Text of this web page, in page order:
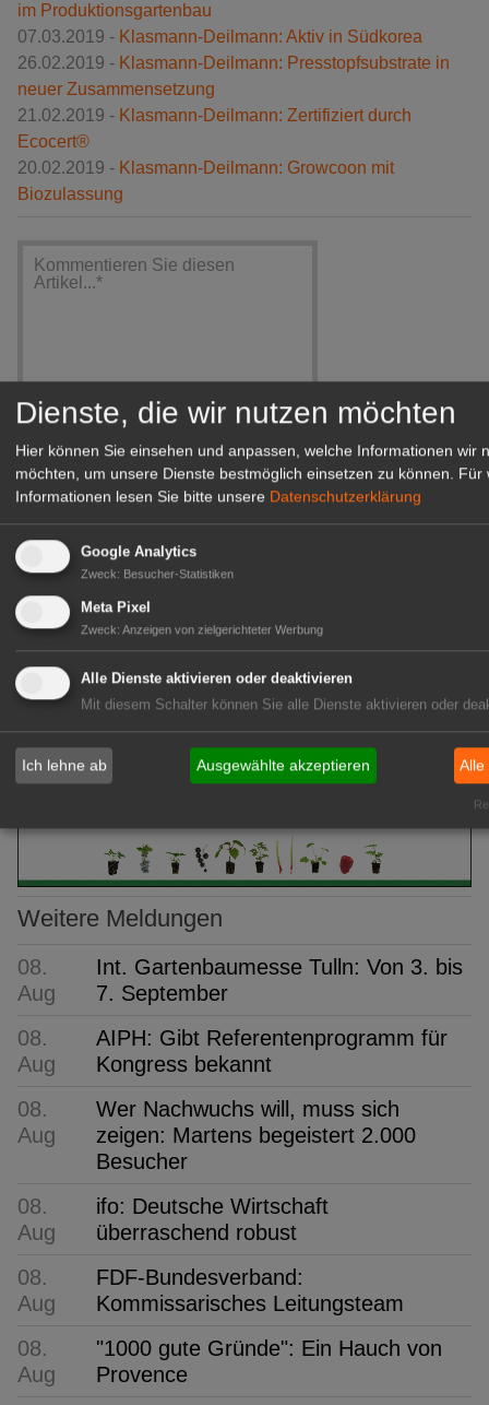
im Produktionsgartenbau
07.03.2019 - Klasmann-Deilmann: Aktiv in Südkorea
26.02.2019 - Klasmann-Deilmann: Presstopfsubstrate in
neuer Zusammensetzung
21.02.2019 - Klasmann-Deilmann: Zertifiziert durch
Ecocert®
20.02.2019 - Klasmann-Deilmann: Growcoon mit
Biozulassung
Ich habe dieBedingungen
einverstanden.
Kommentare (0)
Bisher sind keine Kommentare zu diesem Artikel erstellt
Weitere Meldungen
08.
Aug
Int. Gartenbaumesse Tulln: Von 3. bis
7. September
08.
Aug
AIPH: Gibt Referentenprogramm für
Kongress bekannt
08.
Aug
Wer Nachwuchs will, muss sich
zeigen: Martens begeistert 2.000
Besucher
08.
Aug
ifo: Deutsche Wirtschaft
überraschend robust
08.
Aug
FDF-Bundesverband:
Kommissarisches Leitungsteam
08.
Aug
"1000 gute Gründe": Ein Hauch von
Provence
Dienste, die wir nutzen möchten
Hier können Sie einsehen und anpassen, welche Informationen wir
möchten, um unsere Dienste bestmöglich einsetzen zu können.
Für
Informationen lesen Sie bitte unsere Datenschutzerklärung
Google Analytics
Zweck: Besucher-Statistiken
Meta Pixel
Zweck: Anzeigen von zielgerichteter Werbung
Alle Dienste aktivieren oder deaktivieren
Mit diesem Schalter können Sie alle Dienste aktivieren oder
Ich lehne ab Ausgewählte akzeptieren Alle